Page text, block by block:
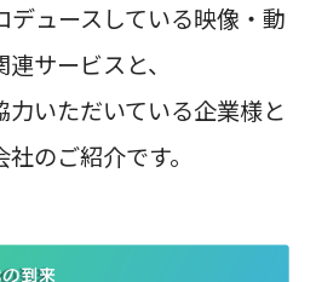
デュースしている映像・動
サービスと、
いただいている企業様と
のご紹介です。